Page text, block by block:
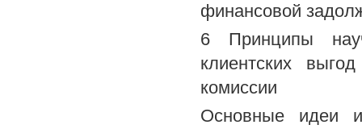
финансовой
6 Принципы
клиентских
комиссии
Основные идеи